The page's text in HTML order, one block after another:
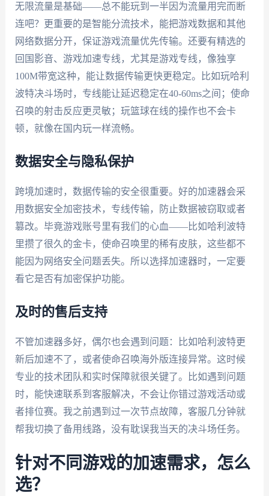
无限流量是基础——总不能玩到一半因为流量用完而断
连吧？更重要的是智能分流技术，能把游戏数据和其他
网络数据分开，保证游戏流量优先传输。还要有精选的
回国影音、游戏加速专线，尤其是游戏专线，像独享
100M带宽这种，能让数据传输更快更稳定。比如玩哈利
波特决斗场时，专线能让延迟稳定在40-60ms之间；使命
召唤的射击反应更灵敏；玩篮球在线的操作也不会卡
顿，就像在国内玩一样流畅。
数据安全与隐私保护
跨境加速时，数据传输的安全很重要。好的加速器会采
用数据安全加密技术，专线传输，防止数据被窃取或者
篡改。毕竟游戏账号里有我们的心血——比如哈利波特
里攒了很久的金卡，使命召唤里的稀有皮肤，这些都不
能因为网络安全问题丢失。所以选择加速器时，一定要
看它是否有加密保护功能。
及时的售后支持
不管加速器多好，偶尔也会遇到问题：比如哈利波特更
新后加速不了，或者使命召唤海外版连接异常。这时候
专业的技术团队和实时保障就很关键了。比如遇到问题
时，能快速联系到客服解决，不会让你错过游戏活动或
者排位赛。我之前遇到过一次节点故障，客服几分钟就
帮我切换了备用线路，没有耽误我当天的决斗场任务。
针对不同游戏的加速需求，怎么
选？